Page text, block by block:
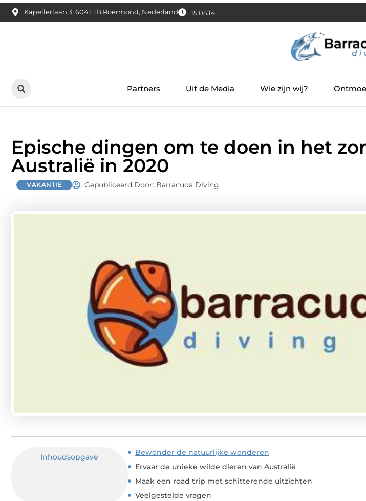
Kapellerlaan 3, 6041 JB Roermond, Nederland 15:05:15
Partners Uit de Media Wie zijn wij?
Epische dingen om te doen in het
Australië in 2020
VAKANTIE Gepubliceerd Door: Barracuda Diving
Inhoudsopgave
Bewonder de natuurlijke wonderen
Ervaar de unieke wilde dieren van Australië
Maak een road trip met schitterende uitzichten
Veelgestelde vragen